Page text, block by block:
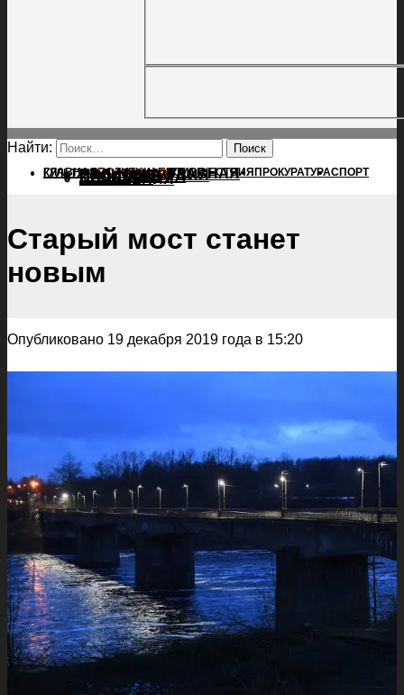
Найти:
ГЛАВНАЯПОЛИТИКАПРОИСШЕСТВИЯ ПРОКУРАТУРАСПОРТ
КУЛЬТУРАПОСЕЛЕНИЯГЛАВНАЯ
ПОЛИТИКА
ПРОИСШЕСТВИЯ
ПРОКУРАТУРА
СПОРТ
КУЛЬТУРА
ПОСЕЛЕНИЯ
Старый мост станет
новым
Опубликовано 19 декабря 2019 года в 15:20